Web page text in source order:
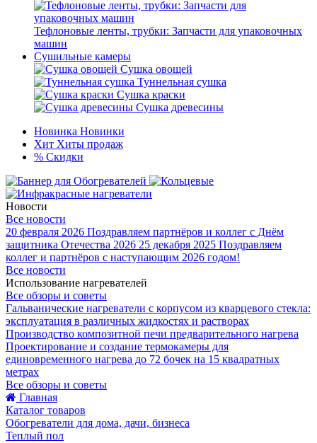
Тефлоновые ленты, трубки: Запчасти для упаковочных
машин
Сушильные камеры
Сушка овощей
Туннельная сушка
Сушка краски
Сушка древесины
Новинка Новинки
Хит Хиты продаж
% Скидки
Новости
Все новости
20 февраля 2026 Поздравляем партнёров и коллег с Днём
защитника Отечества 2026 25 декабря 2025 Поздравляем
коллег и партнёров с наступающим 2026 годом!
Все новости
Использование нагревателей
Все обзоры и советы
Гальванические нагреватели с корпусом из кварцевого стекла:
эксплуатация в различных жидкостях и растворах
Производство композитной печи предварительного нагрева
Проектирование и создание термокамеры для
единовременного нагрева до 72 бочек на 15 квадратных
метрах
Все обзоры и советы
Главная
Каталог товаров
Обогреватели для дома, дачи, бизнеса
Теплый пол